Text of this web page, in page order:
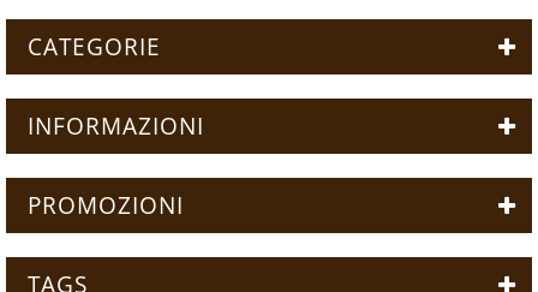
CATEGORIE
INFORMAZIONI
PROMOZIONI
TAGS